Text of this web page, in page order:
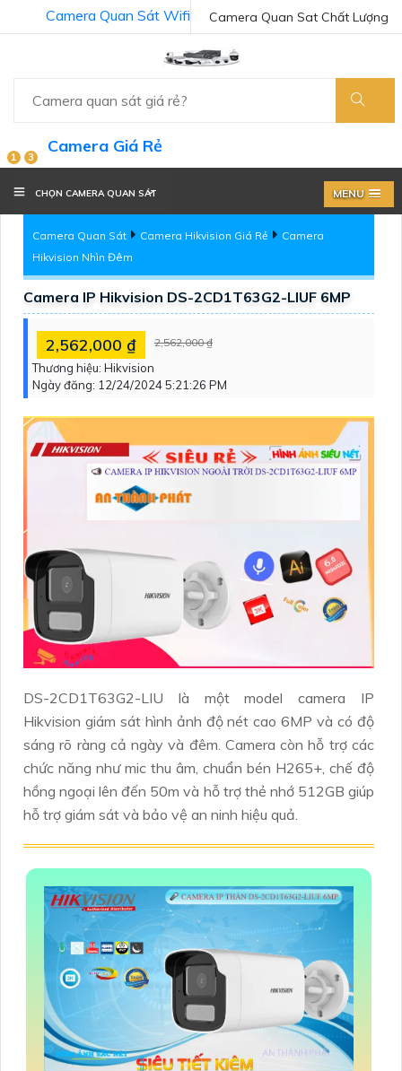
Camera Quan Sat Chất Lượng
Camera Quan Sát Wifi
1 3
Camera Giá Rẻ
CHỌN CAMERA QUAN SÁT MENU
Camera Quan Sát Camera Hikvision Giá Rẻ
Camera
Hikvision Nhìn Đêm
Camera IP Hikvision DS-2CD1T63G2-LIUF 6MP
2,562,000 ₫ 2,562,000 ₫
Thương hiệu: Hikvision
Ngày đăng: 12/24/2024 5:21:26 PM
DS-2CD1T63G2-LIU là một model camera IP
Hikvision giám sát hình ảnh độ nét cao 6MP và có độ
sáng rõ ràng cả ngày và đêm. Camera còn hỗ trợ các
chức năng như mic thu âm, chuẩn bén H265+, chế độ
hồng ngoại lên đến 50m và hỗ trợ thẻ nhớ 512GB giúp
hỗ trợ giám sát và bảo vệ an ninh hiệu quả.